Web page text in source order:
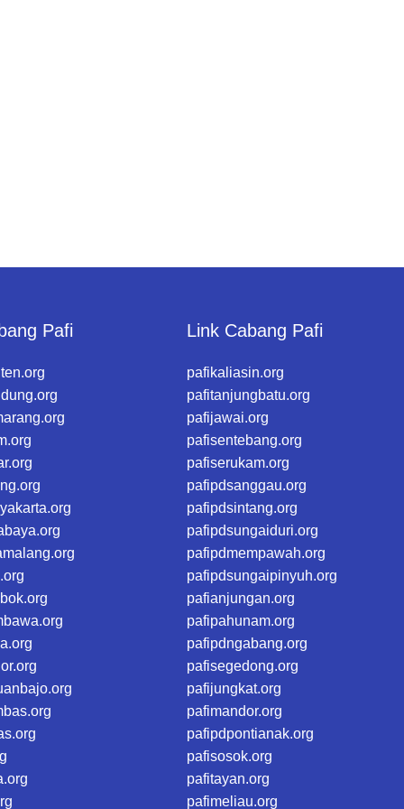
Pafi Link Cabang Pafi
pafikaliasin.org
pafitanjungbatu.org
pafijawai.org
pafisentebang.org
pafiserukam.org
pafipdsanggau.org
pafipdsintang.org
pafipdsungaiduri.org
pafipdmempawah.org
pafipdsungaipinyuh.org
pafianjungan.org
pafipahunam.org
pafipdngabang.org
pafisegedong.org
pafijungkat.org
pafimandor.org
pafipdpontianak.org
pafisosok.org
pafitayan.org
pafimeliau.org